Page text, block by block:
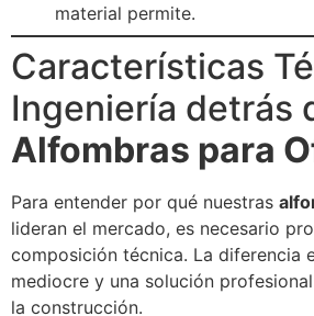
material permite.
Características
Ingeniería detrás
Alfombras para
Para entender por qué nuestras
lideran el mercado, es necesario
composición técnica. La diferencia
mediocre y una solución
la construcción.